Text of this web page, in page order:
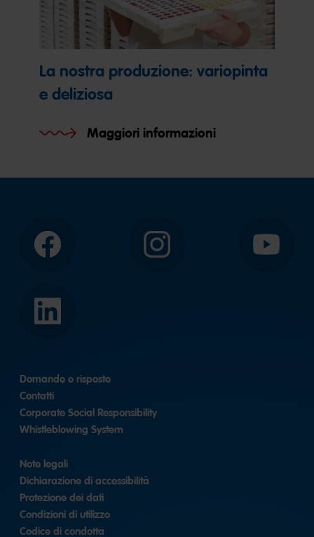
La nostra produzione: variopinta
e deliziosa
Maggiori informazioni
Facebook Instagram YouTube
LinkedIn
Domande e risposte
Contatti
Corporate Social Responsibility
Whistleblowing System
Note legali
Dichiarazione di accessibilità
Protezione dei dati
Condizioni di utilizzo
Codice di condotta